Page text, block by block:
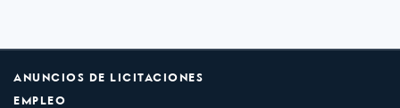
ANUNCIOS DE LICITACIONES
EMPLEO